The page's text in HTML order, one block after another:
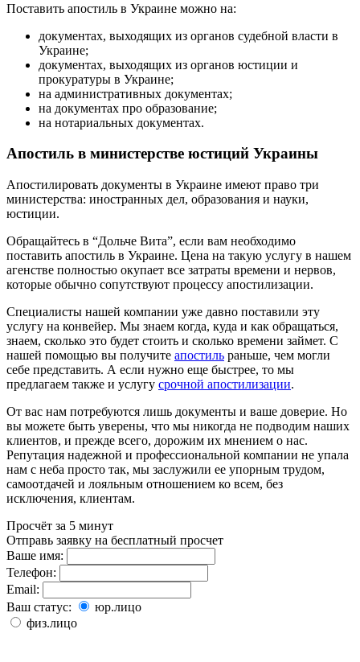
Поставить апостиль в Украине можно на:
документах, выходящих из органов судебной власти в
Украине;
документах, выходящих из органов юстиции и
прокуратуры в Украине;
на административных документах;
на документах про образование;
на нотариальных документах.
Апостиль в министерстве юстиций Украины
Апостилировать документы в Украине имеют право три
министерства: иностранных дел, образования и науки,
юстиции.
Обращайтесь в “Дольче Вита”, если вам необходимо
поставить апостиль в Украине. Цена на такую услугу в нашем
агенстве полностью окупает все затраты времени и нервов,
которые обычно сопутствуют процессу апостилизации.
Специалисты нашей компании уже давно поставили эту
услугу на конвейер. Мы знаем когда, куда и как обращаться,
знаем, сколько это будет стоить и сколько времени займет. С
нашей помощью вы получите апостиль раньше, чем могли
себе представить. А если нужно еще быстрее, то мы
предлагаем также и услугу срочной апостилизации.
От вас нам потребуются лишь документы и ваше доверие. Но
вы можете быть уверены, что мы никогда не подводим наших
клиентов, и прежде всего, дорожим их мнением о нас.
Репутация надежной и профессиональной компании не упала
нам с неба просто так, мы заслужили ее упорным трудом,
самоотдачей и лояльным отношением ко всем, без
исключения, клиентам.
Просчёт за 5 минут
Отправь заявку на бесплатный просчет
Ваше имя:
Телефон:
Email:
Ваш статус:
юр.лицо
физ.лицо